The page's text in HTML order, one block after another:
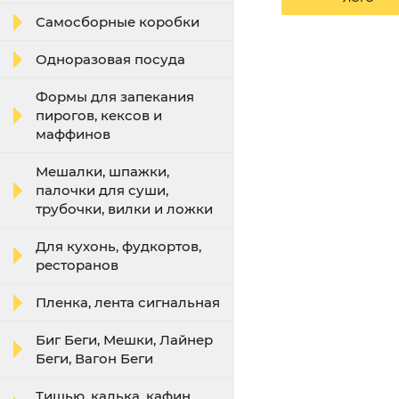
Самосборные коробки
Одноразовая посуда
Формы для запекания
пирогов, кексов и
маффинов
Мешалки, шпажки,
палочки для суши,
трубочки, вилки и ложки
Для кухонь, фудкортов,
ресторанов
Пленка, лента сигнальная
Биг Беги, Мешки, Лайнер
Беги, Вагон Беги